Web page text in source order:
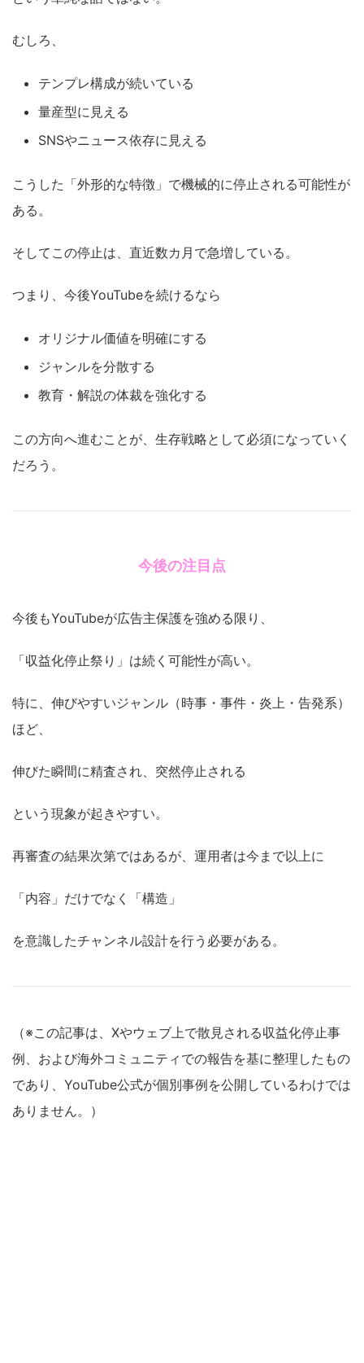
むしろ、
テンプレ構成が続いている
量産型に見える
SNSやニュース依存に見える
こうした「外形的な特徴」で機械的に停止される可能性が
ある。
そしてこの停止は、直近数カ月で急増している。
つまり、今後YouTubeを続けるなら
オリジナル価値を明確にする
ジャンルを分散する
教育・解説の体裁を強化する
この方向へ進むことが、生存戦略として必須になっていく
だろう。
今後の注目点
今後もYouTubeが広告主保護を強める限り、
「収益化停止祭り」は続く可能性が高い。
特に、伸びやすいジャンル（時事・事件・炎上・告発系）
ほど、
伸びた瞬間に精査され、突然停止される
という現象が起きやすい。
再審査の結果次第ではあるが、運用者は今まで以上に
「内容」だけでなく「構造」
を意識したチャンネル設計を行う必要がある。
（※この記事は、Xやウェブ上で散見される収益化停止事
例、および海外コミュニティでの報告を基に整理したもの
であり、YouTube公式が個別事例を公開しているわけでは
ありません。）